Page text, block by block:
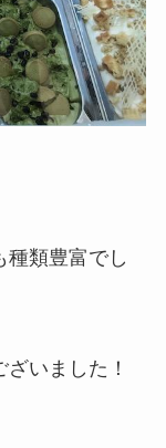
種類豊富でし
いました！